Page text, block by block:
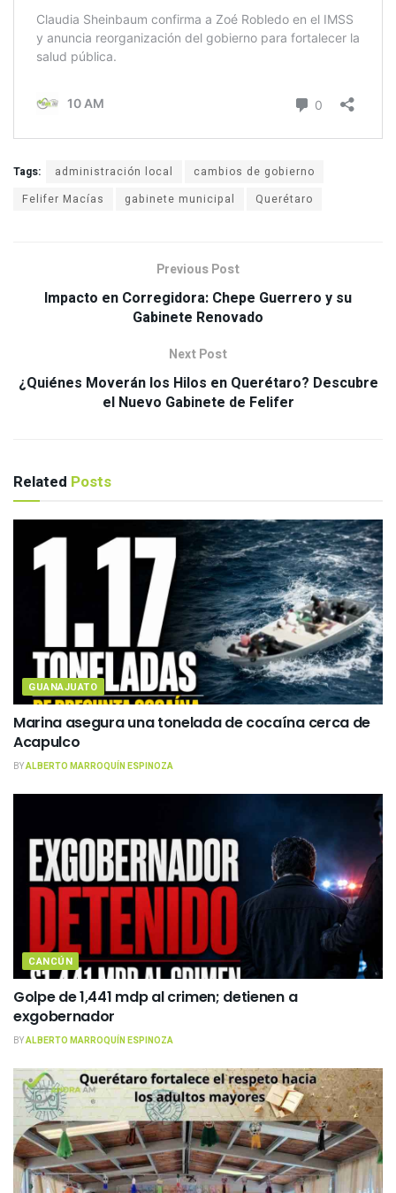
Tags: administración local
cambios de gobierno
Felifer Macías
gabinete municipal Querétaro
Previous Post
Impacto en Corregidora: Chepe Guerrero y su
Gabinete Renovado
Next Post
¿Quiénes Moverán los Hilos en Querétaro? Descubre
el Nuevo Gabinete de Felifer
Related Posts
GUANAJUATO
Marina asegura una tonelada de cocaína cerca de
Acapulco
BYALBERTO MARROQUÍN ESPINOZA
CANCÚN
Golpe de 1,441 mdp al crimen; detienen a
exgobernador
BYALBERTO MARROQUÍN ESPINOZA